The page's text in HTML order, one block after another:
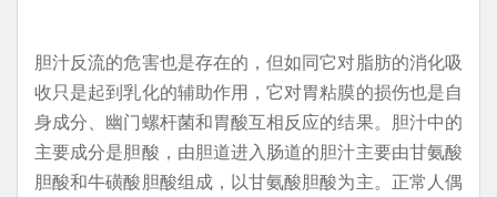
胆汁反流的危害也是存在的，但如同它对脂肪的消化吸
收只是起到乳化的辅助作用，它对胃粘膜的损伤也是自
身成分、幽门螺杆菌和胃酸互相反应的结果。胆汁中的
主要成分是胆酸，由胆道进入肠道的胆汁主要由甘氨酸
胆酸和牛磺酸胆酸组成，以甘氨酸胆酸为主。正常人偶